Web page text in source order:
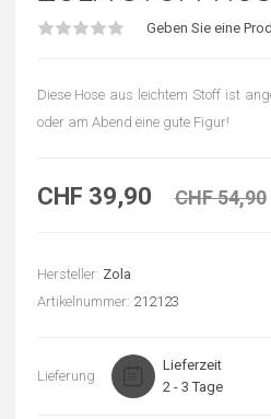
Geben Sie eine
Diese Hose aus leichtem Stoff ist
oder am Abend eine gute Figur!
CHF 39,90 CHF 54,90
Hersteller: Zola
Artikelnummer: 212123
Lieferung
Lieferzeit
2 - 3 Tage